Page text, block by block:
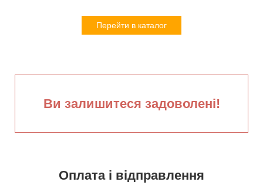
Перейти в каталог
Ви залишитеся задоволені!
Оплата і відправлення